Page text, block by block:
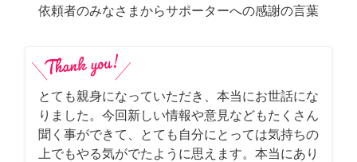
依頼者のみなさまからサポーターへの感謝の言葉
とても親身になっていただき、本当にお世話にな
りました。今回新しい情報や意見などもたくさん
聞く事ができて、とても自分にとっては気持ちの
上でもやる気がでたように思えます。本当にあり